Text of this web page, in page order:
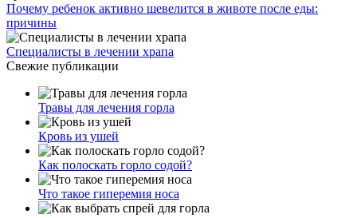
Почему ребенок активно шевелится в животе после еды:
причины
Специалисты в лечении храпа
Свежие публикации
Травы для лечения горла
Кровь из ушей
Как полоскать горло содой?
Что такое гиперемия носа